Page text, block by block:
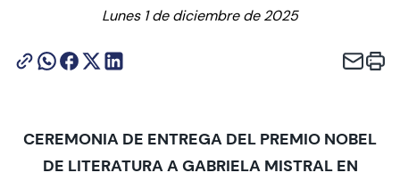
Vinculación con el Medio
Investigación
Admisión
Lunes 1 de diciembre de 2025
CEREMONIA DE ENTREGA DEL PREMIO NOBEL
DE LITERATURA A GABRIELA MISTRAL EN